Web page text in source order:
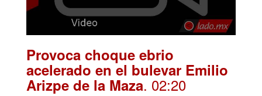
Provoca choque ebrio
acelerado en el bulevar Emilio
Arizpe de la Maza. 02:20